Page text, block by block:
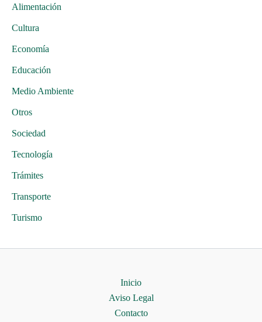
Alimentación
Cultura
Economía
Educación
Medio Ambiente
Otros
Sociedad
Tecnología
Trámites
Transporte
Turismo
Inicio
Aviso Legal
Contacto